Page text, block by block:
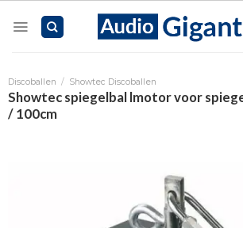
Discoballen / Showtec Discoballen
Showtec spiegelbal lmotor voor
/ 100cm